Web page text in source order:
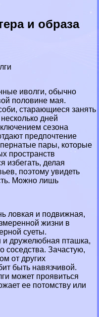
и образа
иволги, обычно
половине мая.
старающиеся занять
дней
сезона
предпочтение
пары, которые
прострaнcтв
избегать, делая
поэтому увидеть
Можно лишь
ловкая и подвижная,
жизни в
суеты.
дружелюбная пташка,
соседства. Зачастую,
от других
быть навязчивой.
может проявиться
ее потомству или